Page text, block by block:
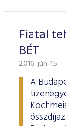
Fiatal
BÉT
2016. jún. 15.
A